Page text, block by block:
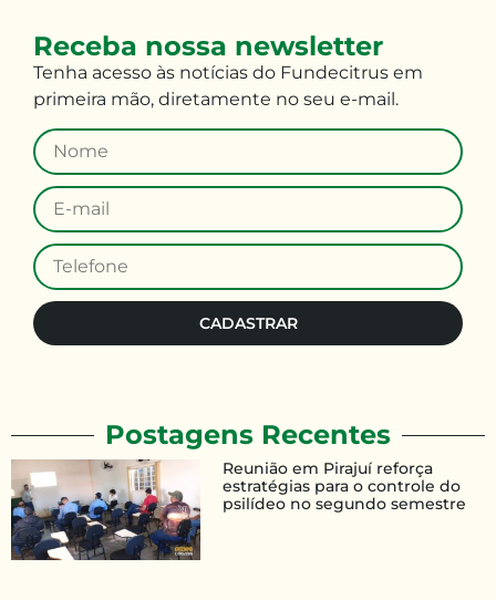
Reunião em Pirajuí reforça
estratégias para o controle do
psilídeo no segundo semestre
Postagens Recentes
Receba nossa newsletter
Tenha acesso às notícias do Fundecitrus em
primeira mão, diretamente no seu e-mail.
CADASTRAR